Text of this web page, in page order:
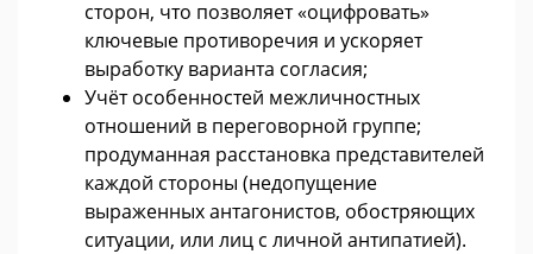
сторон, что позволяет «оцифровать»
ключевые противоречия и ускоряет
выработку варианта согласия;
Учёт особенностей межличностных
отношений в переговорной группе;
продуманная расстановка представителей
каждой стороны (недопущение
выраженных антагонистов, обостряющих
ситуации, или лиц с личной антипатией).